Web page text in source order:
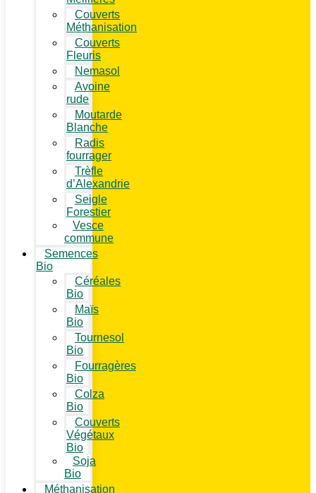
Couverts
Méthanisation
Couverts
Fleuris
Nemasol
Avoine
rude
Moutarde
Blanche
Radis
fourrager
Trèfle
d’Alexandrie
Seigle
Forestier
Vesce
commune
Semences
Bio
Céréales
Bio
Maïs
Bio
Tournesol
Bio
Fourragères
Bio
Colza
Bio
Couverts
Végétaux
Bio
Soja
Bio
Méthanisation